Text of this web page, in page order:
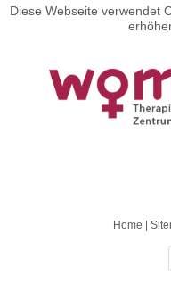
Diese Webseite verwendet
Home